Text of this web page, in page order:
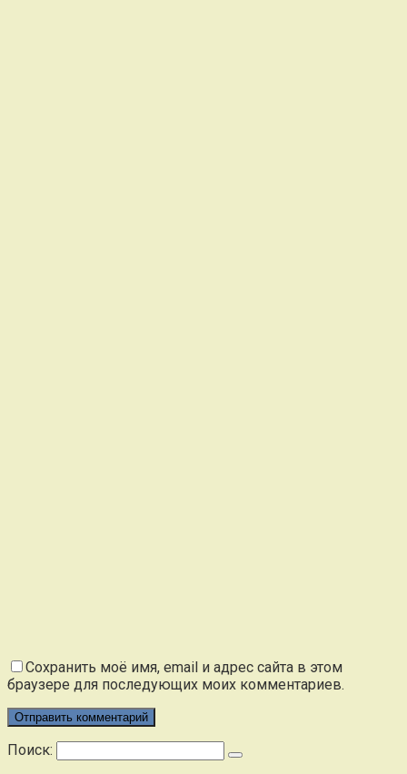
Сохранить моё имя, email и адрес сайта в этом
браузере для последующих моих комментариев.
Поиск: